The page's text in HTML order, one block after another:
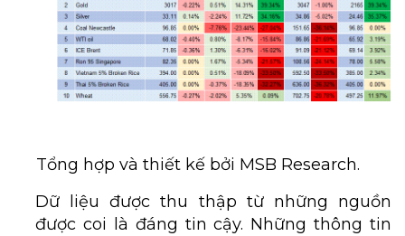
Tổng hợp và thiết kế bởi MSB Research.
Dữ liệu được thu thập từ những nguồn
được coi là đáng tin cậy. Những thông tin